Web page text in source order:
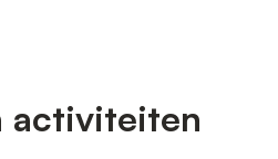
activiteiten